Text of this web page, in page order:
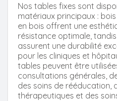
Nos tables fixes sont
matériaux principaux :
en bois offrent une
résistance optimale,
assurent une durabilité
pour les cliniques et
tables peuvent être
consultations générales,
des soins de rééducation,
thérapeutiques et des